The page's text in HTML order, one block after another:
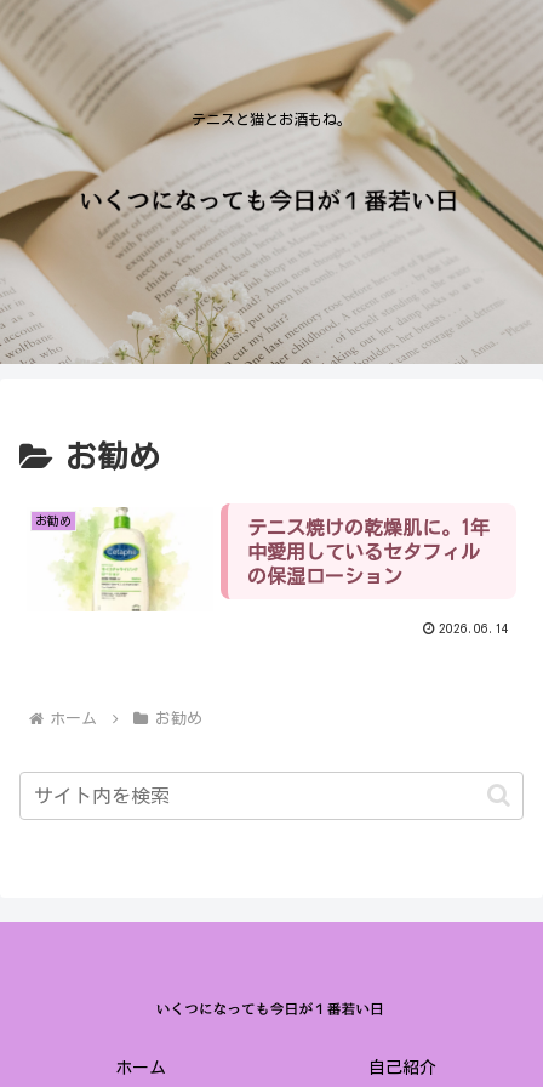
テニスと猫とお酒もね。
お勧め
お勧め
テニス焼けの乾燥肌に。1年
中愛用しているセタフィル
の保湿ローション
2026.06.14
ホーム お勧め
ホーム 自己紹介